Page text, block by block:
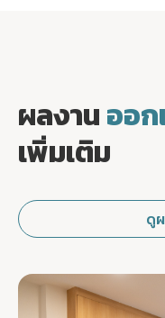
ผลงานออ
เพิ่มเติม
ดู